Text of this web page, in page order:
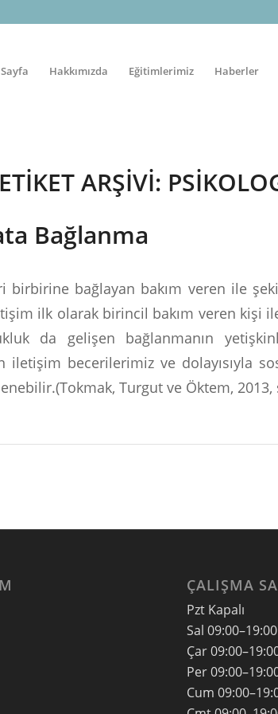
Hakkımızda Eğitimlerimiz Haberler
ARŞIVI:
Bağlanma
birbirine bağlayan bakım veren ile
ilk olarak birincil bakım veren kişi
da gelişen bağlanmanın
iletişim becerilerimiz ve dolayısıyla
Turgut ve Öktem,
ÇALIŞMA
Pzt Kapalı
Sal09:00–19:00
Çar
Per
Cum